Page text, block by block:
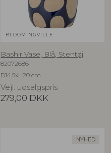
BLOOMINGVILLE
Bashir Vase, Blå, Stentøj
82072686
D14,5xH20 cm
Vejl. udsalgspris
279,00 DKK
NYHED